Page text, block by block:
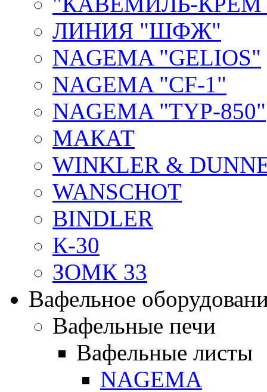
ЛИНИЯ "ШФЖ"
NAGEMA "GELIOS"
NAGEMA "CF-1"
NAGEMA "TYP-850"
МАКАТ
WINKLER &
WANSCHOT
BINDLER
К-30
ЗОМК 33
Вафельное
Вафельные печи
Вафельные листы
NAGEMA